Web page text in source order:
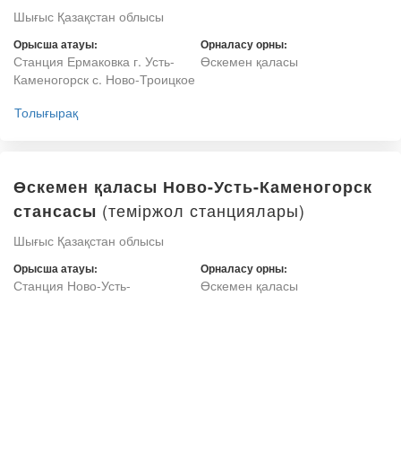
Шығыс Қазақстан облысы
Орысша атауы:
Станция Ермаковка г. Усть-
Каменогорск с. Ново-Троицкое
Орналасу орны:
Өскемен қаласы
Толығырақ
Өскемен қаласы Ново-Усть-Каменогорск
стансасы (теміржол станциялары)
Шығыс Қазақстан облысы
Орысша атауы:
Станция Ново-Усть-
Орналасу орны:
Өскемен қаласы